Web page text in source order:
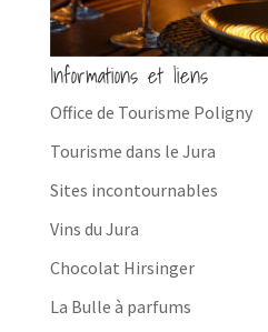
Informations et liens
Office de Tourisme Poligny
Tourisme dans le Jura
Sites incontournables
Vins du Jura
Chocolat Hirsinger
La Bulle à parfums